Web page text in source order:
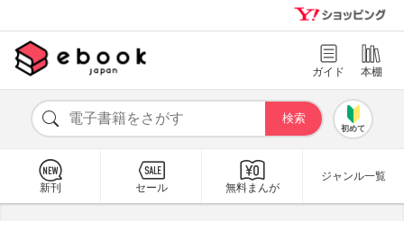
ガイド 本棚
初めて
新刊 セール 無料まんが
ジャンル一覧